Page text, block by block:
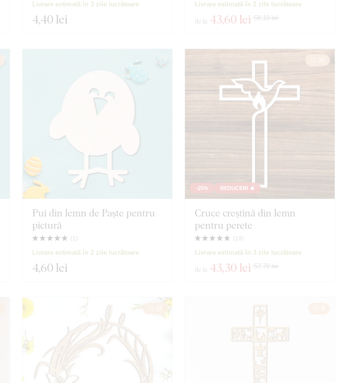
Livrare estimată în 3 zile lucrătoare
4,40 lei
Livrare estimată în 2 zile lucrătoare
de la 43,60 lei 58,10 lei
Pui din lemn de Paște pentru
pictură
(1)
Livrare estimată în 2 zile lucrătoare
4,60 lei
-25% REDUCERI 🔥
Cruce creștină din lemn
pentru perete
(19)
Livrare estimată în 3 zile lucrătoare
de la 43,30 lei 57,70 lei